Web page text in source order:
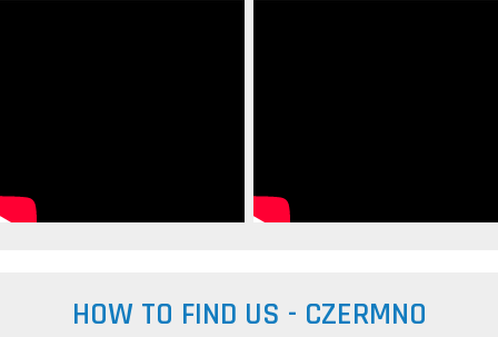
HOW TO FIND US - CZERMNO